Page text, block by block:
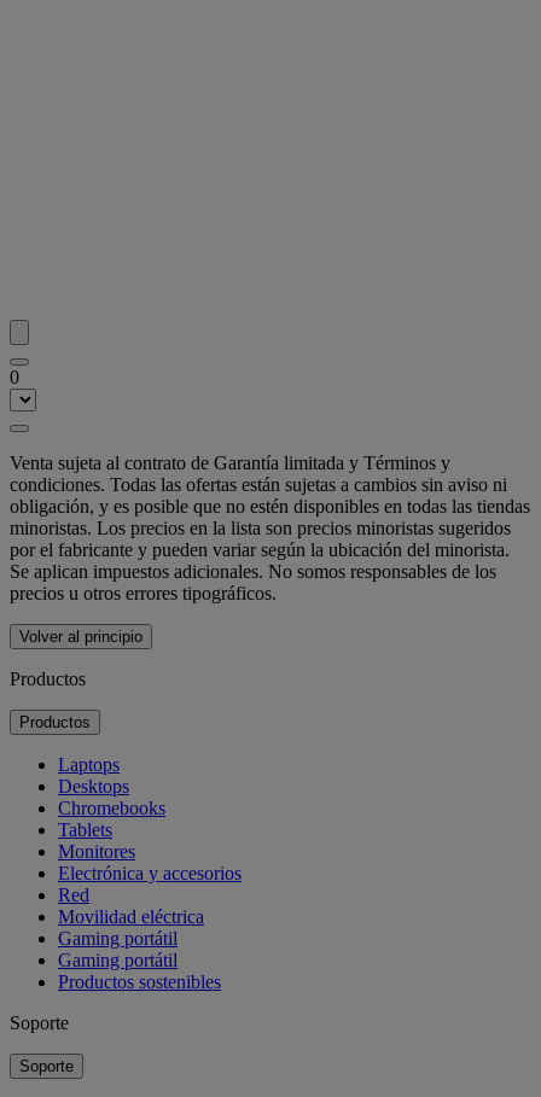
0
Venta sujeta al contrato de Garantía limitada y Términos y
condiciones. Todas las ofertas están sujetas a cambios sin aviso ni
obligación, y es posible que no estén disponibles en todas las tiendas
minoristas. Los precios en la lista son precios minoristas sugeridos
por el fabricante y pueden variar según la ubicación del minorista.
Se aplican impuestos adicionales. No somos responsables de los
precios u otros errores tipográficos.
Volver al principio
Productos
Productos
Laptops
Desktops
Chromebooks
Tablets
Monitores
Electrónica y accesorios
Red
Movilidad eléctrica
Gaming portátil
Gaming portátil
Productos sostenibles
Soporte
Soporte